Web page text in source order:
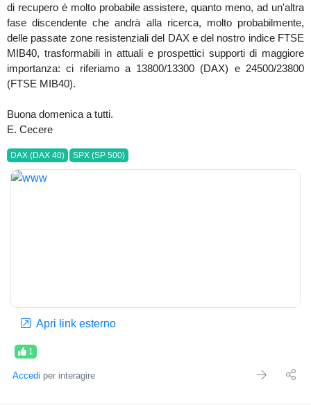
di recupero è molto probabile assistere, quanto meno, ad un'altra
fase discendente che andrà alla ricerca, molto probabilmente,
delle passate zone resistenziali del DAX e del nostro indice FTSE
MIB40, trasformabili in attuali e prospettici supporti di maggiore
importanza: ci riferiamo a 13800/13300 (DAX) e 24500/23800
(FTSE MIB40).
Buona domenica a tutti.
E. Cecere
DAX (DAX 40) SPX (SP 500)
Apri link esterno
1
Accedi per interagire